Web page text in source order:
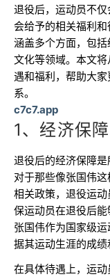
退役后，运动员不
会给予的相关福利
涵盖多个方面，包
文化等领域。本文
遇和福利，帮助大
系。
c7c7.app
1、经济保
退役后的经济保障
对于那些像张国伟
相关政策，退役运
保运动员在退役后能
张国伟作为国家级
据其运动生涯的成绩
在具体待遇上，运